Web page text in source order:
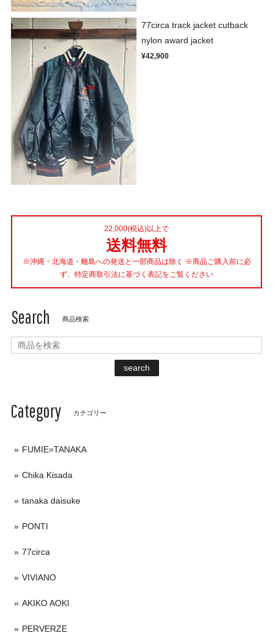
77circa track jacket cutback
nylon award jacket
¥42,900
22,000(税込)以上で
送料無料
※沖縄・北海道・離島への発送と一部商品は除く ※商品ご購入前に必
ず、特定商取引法に基づく表記をご覧ください
Search 商品検索
search
Category カテゴリー
FUMIE=TANAKA
Chika Kisada
tanaka daisuke
PONTI
77circa
VIVIANO
AKIKO AOKI
PERVERZE